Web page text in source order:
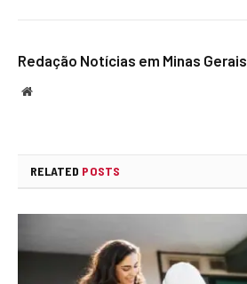
Redação Notícias em Minas Gerais
Website
RELATED POSTS